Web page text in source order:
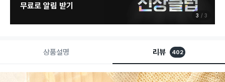
무료로 알림 받기
3 3
상품설명 리뷰 402